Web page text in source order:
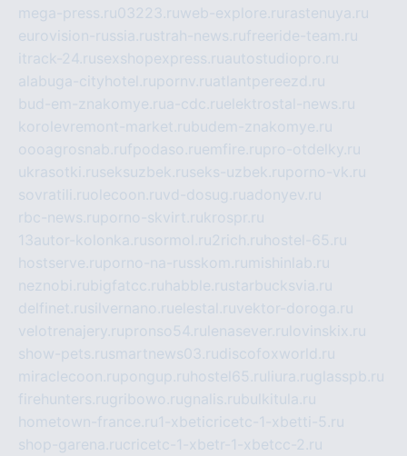
mega-press.ru03223.ruweb-explore.ru rastenuya.ru
eurovision-russia.rustrah-news.rufreeride-team.ru
itrack-24.rusexshopexpress.ruautostudiopro.ru
alabuga-cityhotel.rupornv.ruatlantpereezd.ru
bud-em-znakomye.rua-cdc.ruelektrostal-news.ru
korolevremont-market.rubudem-znakomye.ru
oooagrosnab.rufpodaso.ruemfire.rupro-otdelky.ru
ukrasotki.ruseksuzbek.ruseks-uzbek.ruporno-vk.ru
sovratili.ruolecoon.ruvd-dosug.ruadonyev.ru
rbc-news.ruporno-skvirt.rukrospr.ru
13autor-kolonka.rusormol.ru2rich.ru hostel-65.ru
hostserve.ruporno-na-russkom.ru mishinlab.ru
neznobi.rubigfatcc.ru habble.rustarbucksvia.ru
delfinet.rusilvernano.ruelestal.ruvektor-doroga.ru
velotrenajery.rupronso54.ru lenasever.ru lovinskix.ru
show-pets.rusmartnews03.rudiscofoxworld.ru
miraclecoon.rupongup.ru hostel65.ru liura.ruglasspb.ru
firehunters.rugribowo.rugnalis.rubulkitula.ru
hometown-france.ru1-xbeticricetc-1-xbetti-5.ru
shop-garena.rucricetc-1-xbetr-1-xbetcc-2.ru